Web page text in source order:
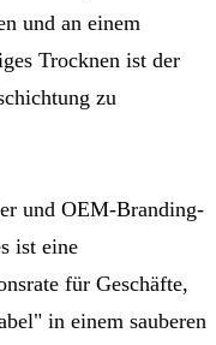
und an einem
Trocknen ist der
zu
und OEM-Branding-
ist eine
für Geschäfte,
in einem sauberen